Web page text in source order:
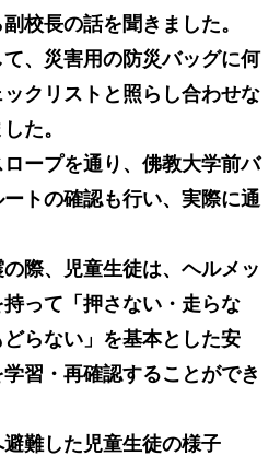
校長の話を聞きました。
、災害用の防災バッグに何
クリストと照らし合わせな
た。
ープを通り、佛教大学前バ
トの確認も行い、実際に通
際、児童生徒は、ヘルメッ
持って「押さない・走らな
らない」を基本とした安
習・再確認することができ
避難した児童生徒の様子